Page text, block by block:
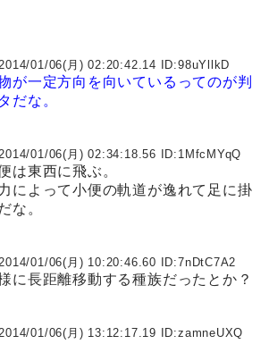
01/06(月) 02:20:42.14 ID:98uYllkD
が一定方向を向いているってのが判
だな。
01/06(月) 02:34:18.56 ID: 1MfcMYqQ
は東西に飛ぶ。
によって小便の軌道が逸れて足に掛
な。
01/06(月) 10:20:46.60 ID:7nDtC7A2
に長距離移動する種族だったとか？
01/06(月) 13:12:17.19 ID:zamneUXQ